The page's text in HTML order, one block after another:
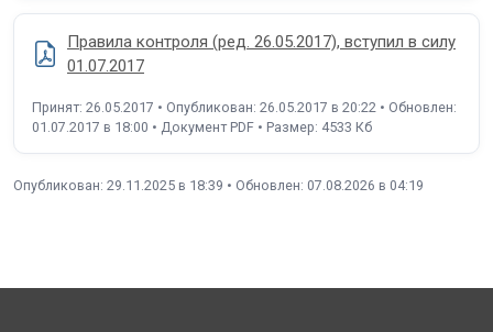
Правила контроля (ред. 26.05.2017), вступил в силу
01.07.2017
Принят: 26.05.2017 • Опубликован: 26.05.2017 в 20:22 • Обновлен:
01.07.2017 в 18:00 • Документ PDF • Размер: 4533 Кб
Опубликован: 29.11.2025 в 18:39 • Обновлен: 07.08.2026 в 04:19